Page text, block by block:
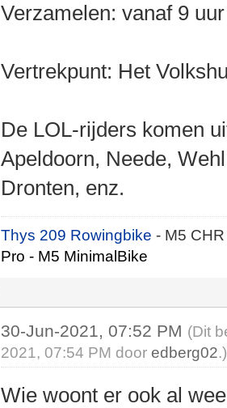
Verzamelen: vanaf 9 uur
Vertrekpunt: Het
De LOL-rijders komen
Apeldoorn, Neede,
Dronten, enz.
Thys 209 Rowingbike- M5
Pro - M5 MinimalBike
30-Jun-2021, 07:52 PM (Dit
2021, 07:54 PM dooredberg02.)
Wie woont er ook al